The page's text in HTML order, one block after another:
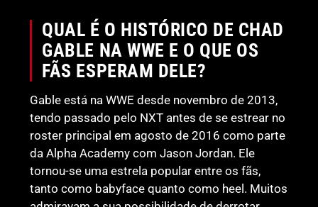
QUAL É O HISTÓRICO DE CHAD
GABLE NA WWE E O QUE OS
FÃS ESPERAM DELE?
Gable está na WWE desde novembro de 2013,
tendo passado pelo NXT antes de se estrear no
roster principal em agosto de 2016 como parte
da Alpha Academy com Jason Jordan. Ele
tornou-se uma estrela popular entre os fãs,
tanto como babyface quanto como heel. Muitos